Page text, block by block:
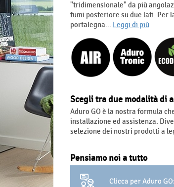
"tridimensionale" da più
fumi posteriore su due lati. Per
portalegna... Leggi di più
Scegli tra due modalità di
Aduro GO è la nostra formula
installazione ed assistenza.
selezione dei nostri prodotti a
Pensiamo noi a tutto
Clicca per Aduro